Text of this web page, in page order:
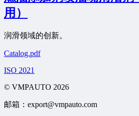
用）
润滑领域的创新。
Catalog.pdf
ISO 2021
© VMPAUTO 2026
邮箱：export@vmpauto.com